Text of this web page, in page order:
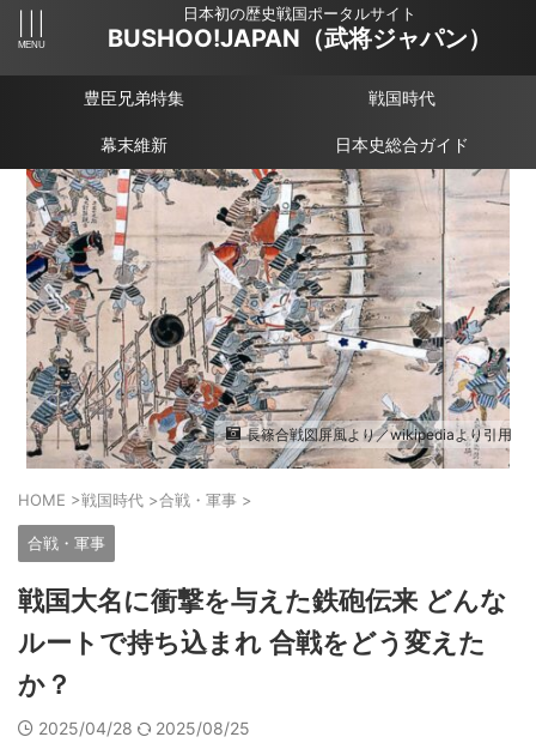
日本初の歴史戦国ポータルサイト
BUSHOO!JAPAN（武将ジャパン）
豊臣兄弟特集 戦国時代
幕末維新 日本史総合ガイド
長篠合戦図屏風より／wikipediaより引用
HOME >戦国時代 >合戦・軍事 >
合戦・軍事
戦国大名に衝撃を与えた鉄砲伝来 どんな
ルートで持ち込まれ 合戦をどう変えた
か？
2025/04/28 2025/08/25